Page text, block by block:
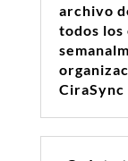
archivo
todos los
CiraSync